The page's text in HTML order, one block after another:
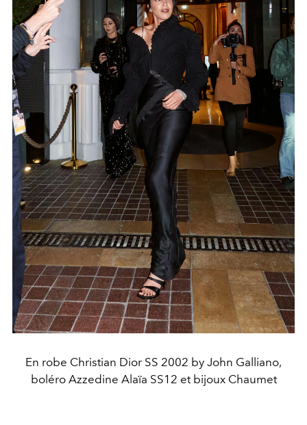
En robe Christian Dior SS 2002 by John Galliano,
boléro Azzedine Alaïa SS12 et bijoux Chaumet